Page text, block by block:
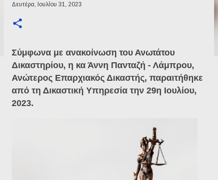
Δευτέρα, Ιουλίου 31, 2023
Σύμφωνα με ανακοίνωση του Ανωτάτου
Δικαστηρίου, η κα Άννη Πανταζή - Λάμπρου,
Ανώτερος Επαρχιακός Δικαστής, παραιτήθηκε
από τη Δικαστική Υπηρεσία την 29η Ιουλίου,
2023.